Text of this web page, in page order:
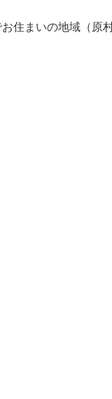
住まいの地域（原